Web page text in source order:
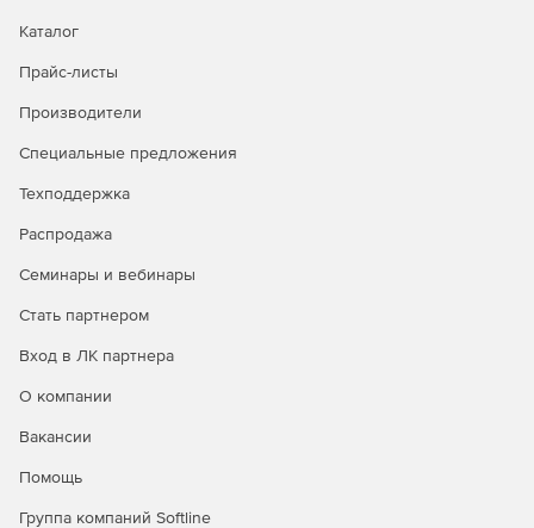
Каталог
Прайс-листы
Производители
Специальные предложения
Техподдержка
Распродажа
Семинары и вебинары
Стать партнером
Вход в ЛК партнера
О компании
Вакансии
Помощь
Группа компаний Softline